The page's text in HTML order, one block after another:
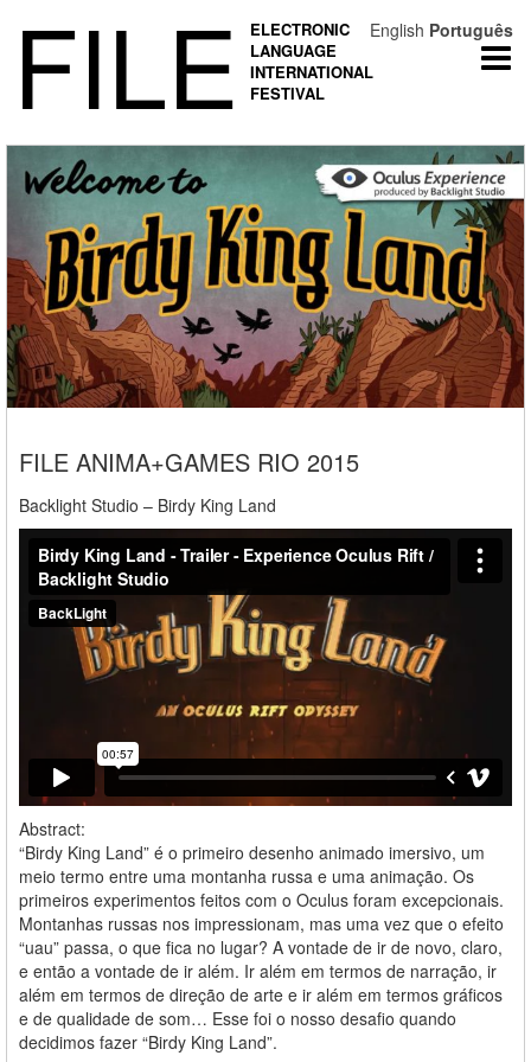
FILE
ELECTRONIC
LANGUAGE
INTERNATIONAL
FESTIVAL
FILE ANIMA+GAMES RIO 2015
Backlight Studio – Birdy King Land
Abstract:
“Birdy King Land” é o primeiro desenho animado imersivo, um
meio termo entre uma montanha russa e uma animação. Os
primeiros experimentos feitos com o Oculus foram excepcionais.
Montanhas russas nos impressionam, mas uma vez que o efeito
“uau” passa, o que fica no lugar? A vontade de ir de novo, claro,
e então a vontade de ir além. Ir além em termos de narração, ir
além em termos de direção de arte e ir além em termos gráficos
e de qualidade de som… Esse foi o nosso desafio quando
decidimos fazer “Birdy King Land”.
English Português